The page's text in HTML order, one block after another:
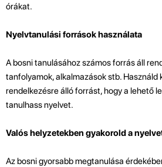
órákat.
Nyelvtanulási források használata
A bosni tanulásához számos forrás áll
tanfolyamok, alkalmazások stb. Használd
rendelkezésre álló forrást, hogy a lehető
tanulhass nyelvet.
Valós helyzetekben gyakorold a
Az bosni gyorsabb megtanulása